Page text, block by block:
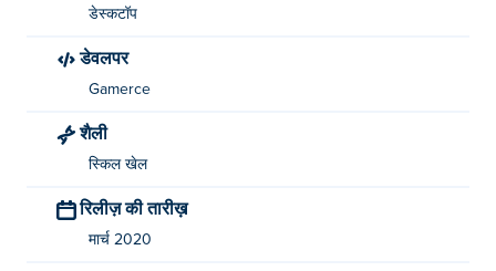
डेस्कटॉप
डेवलपर
Gamerce
शैली
स्किल खेल
रिलीज़ की तारीख़
मार्च 2020